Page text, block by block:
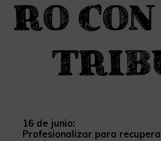
RO
16 de junio:
Profesionalizar para